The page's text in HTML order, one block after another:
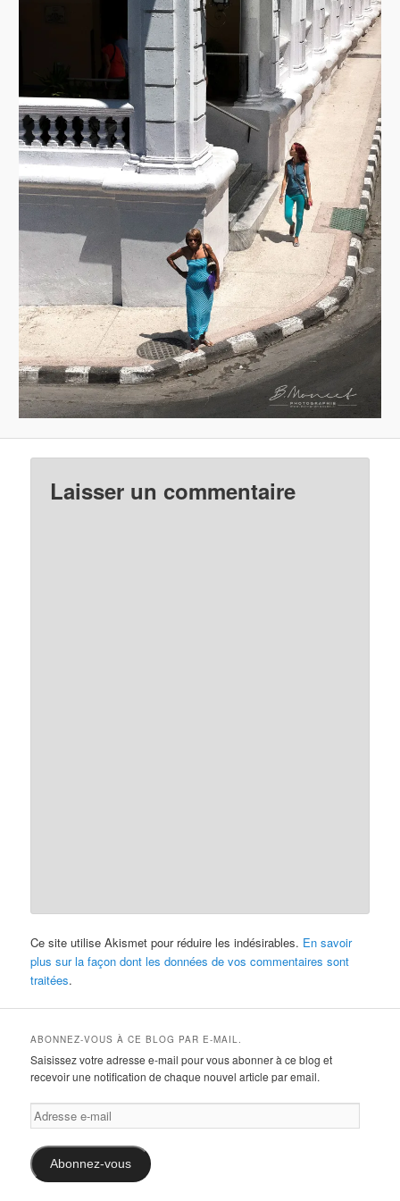
Laisser un commentaire
Ce site utilise Akismet pour réduire les indésirables. En savoir
plus sur la façon dont les données de vos commentaires sont
traitées.
ABONNEZ-VOUS À CE BLOG PAR E-MAIL.
Saisissez votre adresse e-mail pour vous abonner à ce blog et
recevoir une notification de chaque nouvel article par email.
Adresse
e-
mail
Abonnez-vous